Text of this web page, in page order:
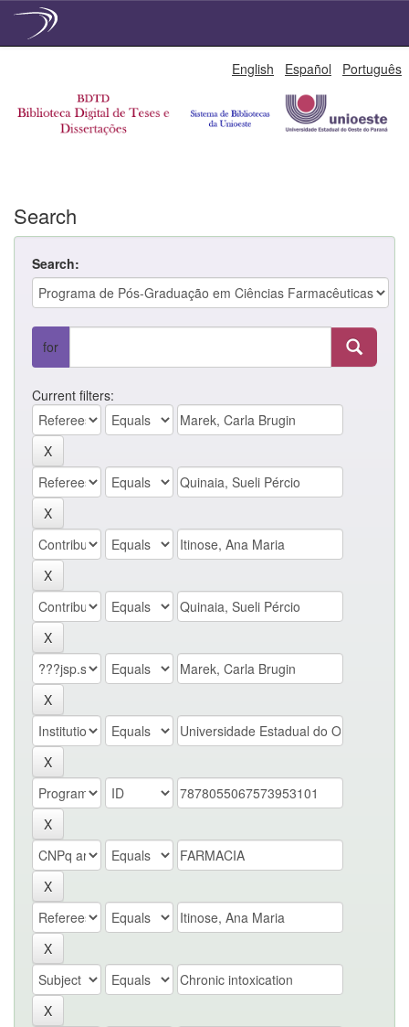
English Español Português
Search
Search:
for
Current filters: